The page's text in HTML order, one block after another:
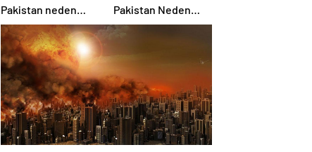
Pakistan neden
savaşıyor?
Pakistan Neden
Savaşıyor? Keşmir
Neden Savaş
Başladı? İşte
Hindistan Pakistan
Savaşının Tarihçesi!